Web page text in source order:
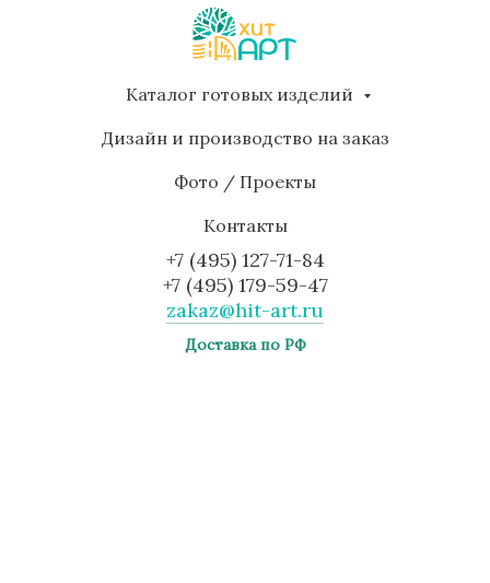
Каталог готовых изделий
Дизайн и производство на заказ
Фото / Проекты
Контакты
+7 (495) 127-71-84
+7 (495) 179-59-47
zakaz@hit-art.ru
Доставка по РФ